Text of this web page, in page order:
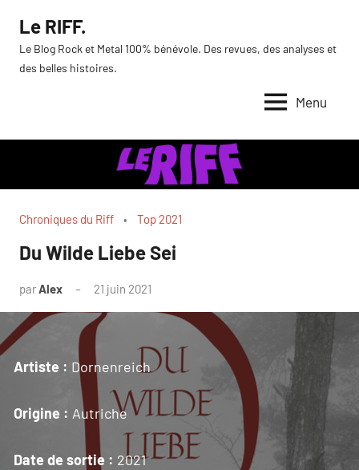
contenu
Le RIFF.
Le Blog Rock et Metal 100% bénévole. Des revues, des analyses et
des belles histoires.
Menu
Chroniques du Riff Top 2021
Du Wilde Liebe Sei
parAlex 21 juin 2021
commentaire
Artiste : Dornenreich
Origine : Autriche
Date de sortie : 2021